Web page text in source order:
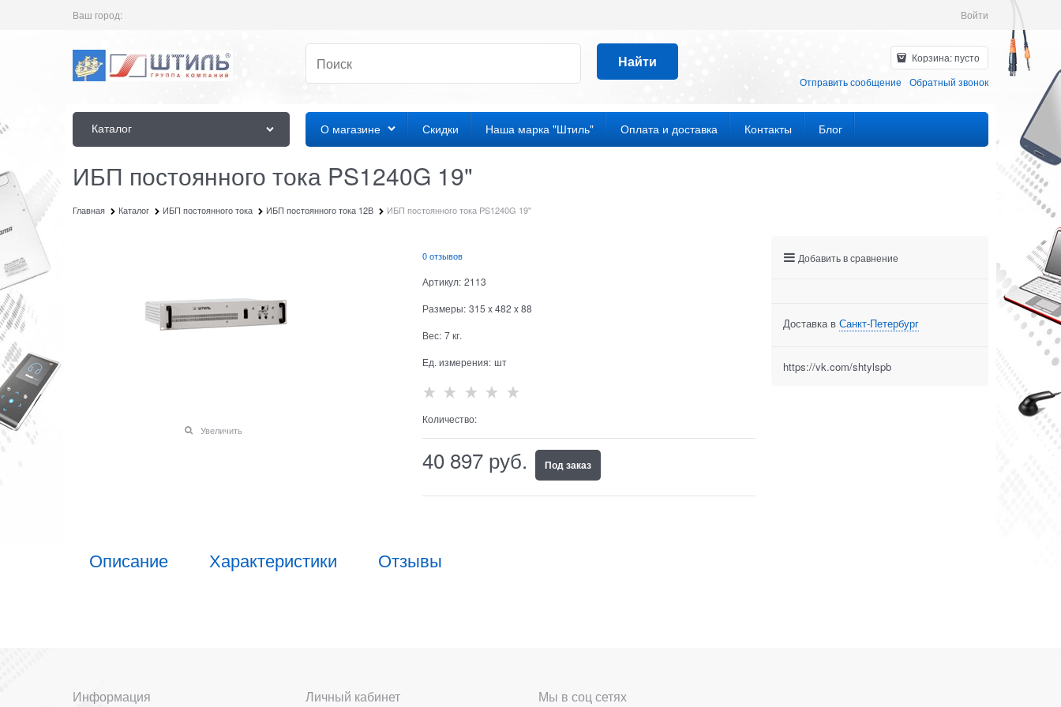
Ваш город: Войти
Найти Корзина:пусто
Отправить сообщение
Обратный звонок
Каталог О магазине Скидки Наша марка "Штиль" Оплата и доставка Контакты Блог
ИБП постоянного тока PS1240G 19"
Главная Каталог ИБП постоянного тока ИБП постоянного тока 12В ИБП постоянного тока PS1240G 19"
Увеличить
0 отзывов
Артикул: 2113
Размеры: 315 x482 x88
Вес: 7кг.
Ед. измерения: шт
Количество:
40 897 руб. Под заказ
Описание Характеристики Отзывы
Добавить в сравнение
Доставка в Санкт-Петербург
https://vk.com/shtylspb
Информация Личный кабинет Мы в соц сетях